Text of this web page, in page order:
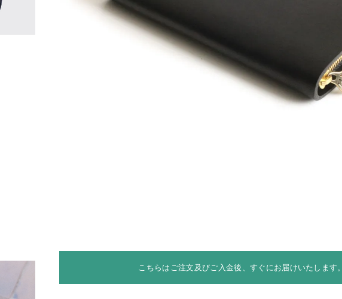
こちらはご注文及びご入金後、すぐにお届けいたします。